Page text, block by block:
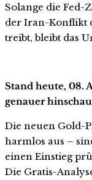
Solange die
der Iran-Konflikt
treibt, bleibt das
Stand heute, 08.
genauer
Die neuen Gold-
harmlos aus –
einen Einstieg
Die Gratis-